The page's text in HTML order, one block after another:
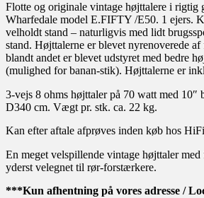
Flotte og originale vintage højttalere i rigtig
Wharfedale model E.FIFTY /E50. 1 ejers.
velholdt stand – naturligvis med lidt
stand. Højttalerne er blevet nyrenoverede
blandt andet er blevet udstyret med bedre
(mulighed for banan-stik). Højttalerne er
3-vejs 8 ohms højttaler på 70 watt med
D340 cm. Vægt pr. stk. ca. 22 kg.
Kan efter aftale afprøves inden køb hos
En meget velspillende vintage højttaler med
yderst velegnet til rør-forstærkere.
***Kun afhentning på vores adresse /